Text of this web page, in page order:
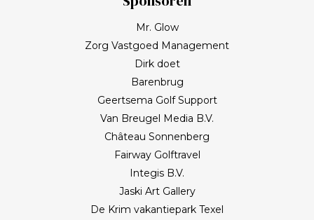
Mr. Glow
Zorg Vastgoed Management
Dirk doet
Barenbrug
Geertsema Golf Support
Van Breugel Media B.V.
Château Sonnenberg
Fairway Golftravel
Integis B.V.
Jaski Art Gallery
De Krim vakantiepark Texel